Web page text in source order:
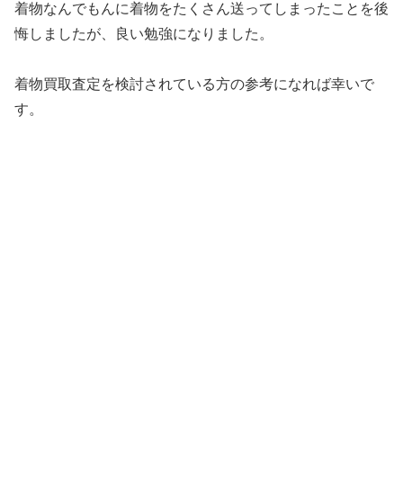
着物なんでもんに着物をたくさん送ってしまったことを後
悔しましたが、良い勉強になりました。
着物買取査定を検討されている方の参考になれば幸いで
す。